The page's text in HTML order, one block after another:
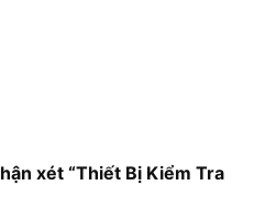
xét “Thiết Bị Kiểm Tra